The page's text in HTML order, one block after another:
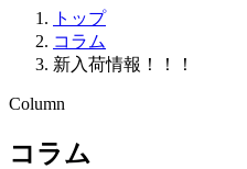
トップ
コラム
新入荷情報！！！
Column
コラム